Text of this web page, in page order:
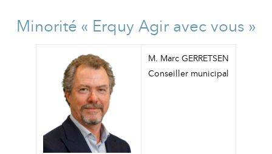
Minorité « Erquy Agir avec vous »
M. Marc GERRETSEN
Conseiller municipal